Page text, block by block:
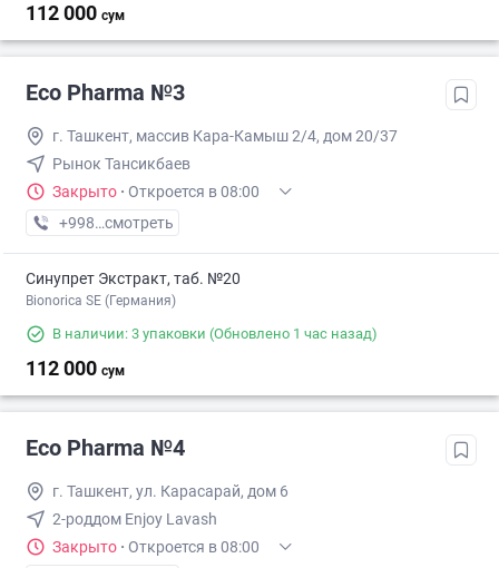
112 000 сум
Eco Pharma №3
г. Ташкент, массив Кара-Камыш 2/4, дом 20/37
Рынок Тансикбаев
Закрыто · Откроется в 08:00
+998 (99) XXX-XX-XX
смотреть
Синупрет Экстракт, таб. №20
Bionorica SE (Германия)
В наличии: 3 упаковки (Обновлено 1 час назад)
112 000 сум
Eco Pharma №4
г. Ташкент, ул. Карасарай, дом 6
2-роддом Enjoy Lavash
Закрыто · Откроется в 08:00